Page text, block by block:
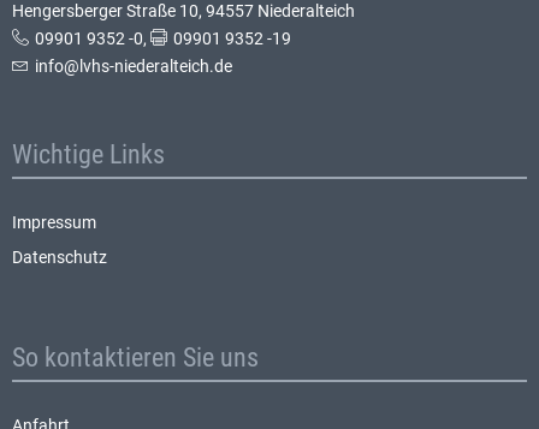
Hengersberger Straße 10, 94557 Niederalteich
09901 9352 -0,
09901 9352 -19
info@lvhs-niederalteich.de
Wichtige Links
Impressum
Datenschutz
So kontaktieren Sie uns